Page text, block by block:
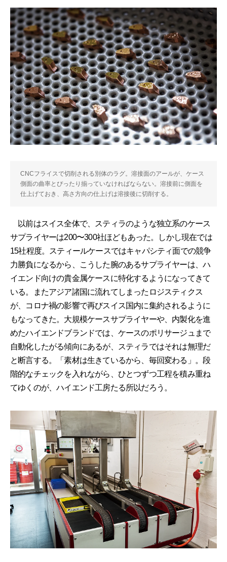
CNCフライスで切削される別体のラグ。溶接面のアールが、ケース
側面の曲率とぴったり揃っていなければならない。溶接前に側面を
仕上げておき、高さ方向の仕上げは溶接後に切削する。
以前はスイス全体で、スティラのような独立系のケース
サプライヤーは200〜300社ほどもあった。しかし現在では
15社程度。スティールケースではキャパシティ面での競争
力勝負になるから、こうした腕のあるサプライヤーは、ハ
イエンド向けの貴金属ケースに特化するようになってきて
いる。またアジア諸国に流れてしまったロジスティクス
が、コロナ禍の影響で再びスイス国内に集約されるように
もなってきた。大規模ケースサプライヤーや、内製化を進
めたハイエンドブランドでは、ケースのポリサージュまで
自動化したがる傾向にあるが、スティラではそれは無理だ
と断言する。「素材は生きているから、毎回変わる」。段
階的なチェックを入れながら、ひとつずつ工程を積み重ね
てゆくのが、ハイエンド工房たる所以だろう。